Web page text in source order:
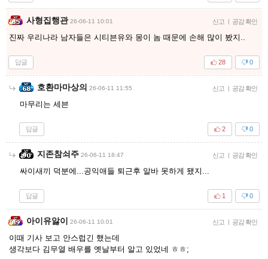
사형집행관 26-06-11 10:01 신고 | 공감 확인
진짜 우리나라 남자들은 시티븐유와 몽이 놈 때문에 손해 많이 봤지..
답글 0
28
호환마마상의 26-06-11 11:55 신고 | 공감 확인
마무리는 세븐
답글 0
2
지존참쇠주 26-06-11 18:47 신고 | 공감 확인
싸이새끼 덕분에...공익애들 퇴근후 알바 못하게 됐지...
답글 0
1
아이유앓이 26-06-11 10:01 신고 | 공감 확인
이때 기사 보고 안스럽긴 했는데
생각보다 김무열 배우를 옛날부터 알고 있었네 ㅎㅎ;